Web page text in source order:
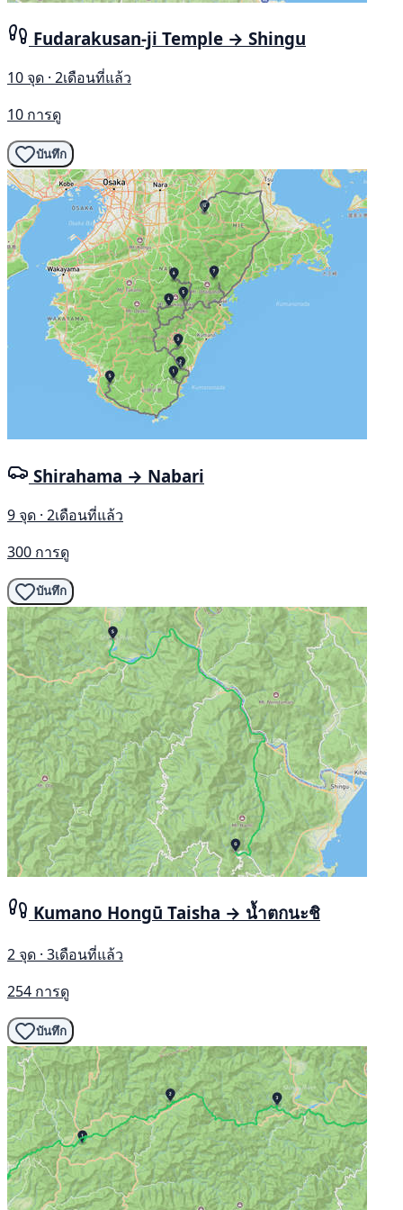
Fudarakusan-ji Temple → Shingu
10 จุด · 2เดือนที่แล้ว
10 การดู
บันทึก
Shirahama → Nabari
9 จุด · 2เดือนที่แล้ว
300 การดู
บันทึก
Kumano Hongū Taisha → น้ำตกนะชิ
2 จุด · 3เดือนที่แล้ว
254 การดู
บันทึก